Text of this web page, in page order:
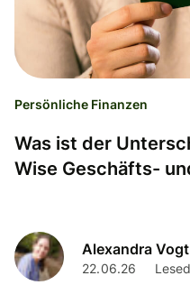
Persönliche Finanzen
Was ist der
Wise Geschäfts-
Alexandra Vogt
22.06.26